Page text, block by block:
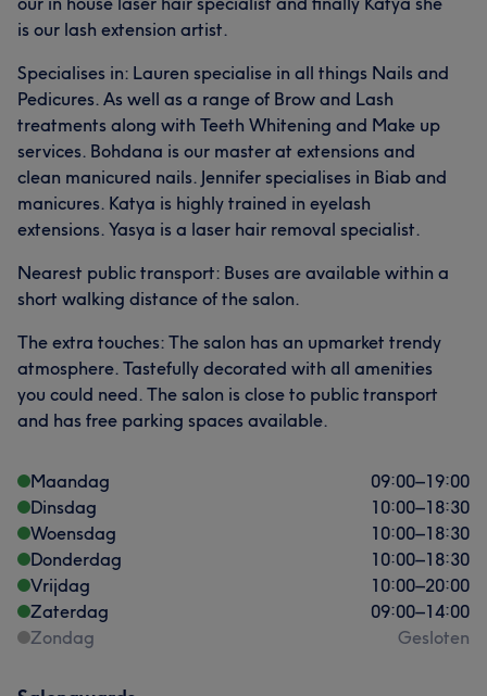
is our lash extension artist.
Specialises in: Lauren specialise in all things Nails and
Pedicures. As well as a range of Brow and Lash
treatments along with Teeth Whitening and Make up
services. Bohdana is our master at extensions and
clean manicured nails. Jennifer specialises in Biab and
manicures. Katya is highly trained in eyelash
extensions. Yasya is a laser hair removal specialist.
Nearest public transport: Buses are available within a
short walking distance of the salon.
The extra touches: The salon has an upmarket trendy
atmosphere. Tastefully decorated with all amenities
you could need. The salon is close to public transport
and has free parking spaces available.
Maandag 09:00–19:00
Dinsdag
10:00–18:30
Woensdag
10:00–18:30
Donderdag
10:00–18:30
Vrijdag
10:00–20:00
Zaterdag
09:00–14:00
Zondag
Gesloten